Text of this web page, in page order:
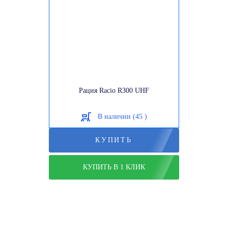
Рация Racio R300 UHF
В наличии (45 )
КУПИТЬ
КУПИТЬ В 1 КЛИК